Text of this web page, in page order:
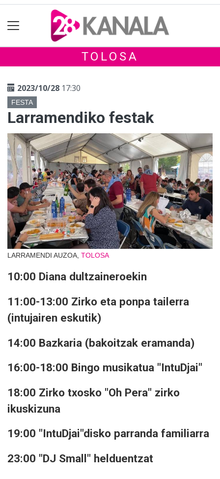
TOLOSA
2023/10/28 17:30
FESTA
Larramendiko festak
LARRAMENDI AUZOA, TOLOSA
10:00 Diana dultzaineroekin
11:00-13:00 Zirko eta ponpa tailerra
(intujairen eskutik)
14:00 Bazkaria (bakoitzak eramanda)
16:00-18:00 Bingo musikatua "IntuDjai"
18:00 Zirko txosko "Oh Pera" zirko
ikuskizuna
19:00 "IntuDjai"disko parranda familiarra
23:00 "DJ Small" helduentzat